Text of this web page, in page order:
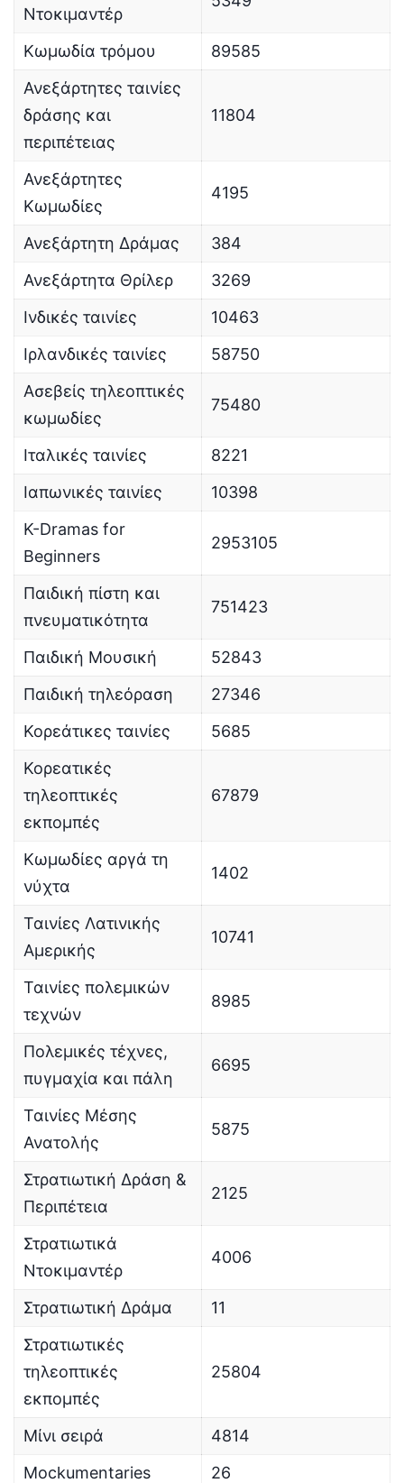
Ντοκιμαντέρ
Κωμωδία τρόμου
89585
Ανεξάρτητες ταινίες
δράσης και
περιπέτειας
11804
Ανεξάρτητες
Κωμωδίες
4195
Ανεξάρτητη Δράμας
384
Ανεξάρτητα Θρίλερ
3269
Ινδικές ταινίες
10463
Ιρλανδικές ταινίες
58750
Ασεβείς τηλεοπτικές
κωμωδίες
75480
Ιταλικές ταινίες
8221
Ιαπωνικές ταινίες
10398
K-Dramas for
Beginners
2953105
Παιδική πίστη και
πνευματικότητα
751423
Παιδική Μουσική
52843
Παιδική τηλεόραση
27346
Κορεάτικες ταινίες
5685
Κορεατικές
τηλεοπτικές
εκπομπές
67879
Κωμωδίες αργά τη
νύχτα
1402
Ταινίες Λατινικής
Αμερικής
10741
Ταινίες πολεμικών
τεχνών
8985
Πολεμικές τέχνες,
πυγμαχία και πάλη
6695
Ταινίες Μέσης
Ανατολής
5875
Στρατιωτική Δράση &
Περιπέτεια
2125
Στρατιωτικά
Ντοκιμαντέρ
4006
Στρατιωτική Δράμα
11
Στρατιωτικές
τηλεοπτικές
εκπομπές
25804
Μίνι σειρά
4814
Mockumentaries
26